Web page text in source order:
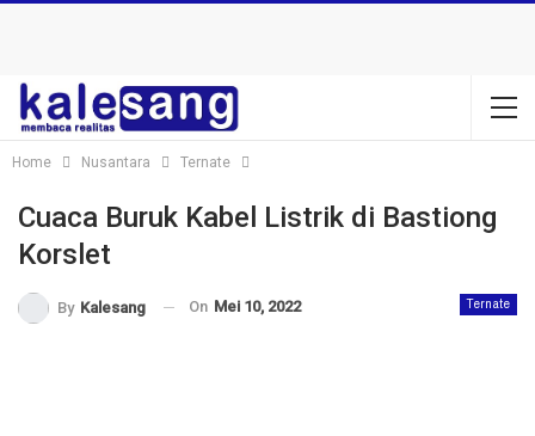
Home Nusantara Ternate
Cuaca Buruk Kabel Listrik di Bastiong
Korslet
Ternate
By Kalesang On Mei 10, 2022